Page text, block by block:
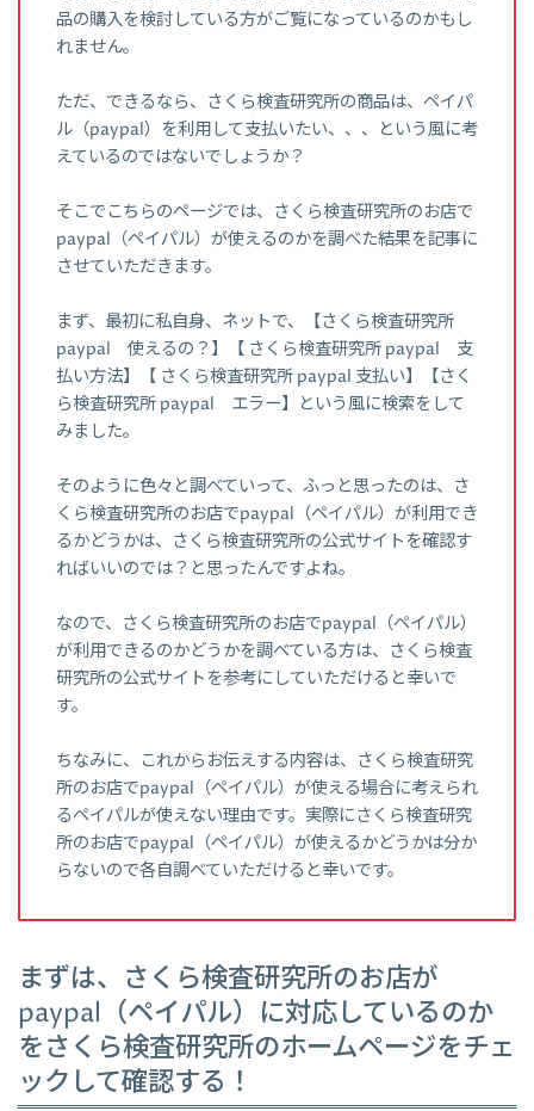
品の購入を検討している方がご覧になっているのかもし
れません。
ただ、できるなら、さくら検査研究所の商品は、ペイパ
ル（paypal）を利用して支払いたい、、、という風に考
えているのではないでしょうか？
そこでこちらのページでは、さくら検査研究所のお店で
paypal（ペイパル）が使えるのかを調べた結果を記事に
させていただきます。
まず、最初に私自身、ネットで、【さくら検査研究所
paypal 使えるの？】【 さくら検査研究所 paypal 支
払い方法】【 さくら検査研究所 paypal 支払い】【さく
ら検査研究所 paypal エラー】という風に検索をして
みました。
そのように色々と調べていって、ふっと思ったのは、さ
くら検査研究所のお店でpaypal（ペイパル）が利用でき
るかどうかは、さくら検査研究所の公式サイトを確認す
ればいいのでは？と思ったんですよね。
なので、さくら検査研究所のお店でpaypal（ペイパル）
が利用できるのかどうかを調べている方は、さくら検査
研究所の公式サイトを参考にしていただけると幸いで
す。
ちなみに、これからお伝えする内容は、さくら検査研究
所のお店でpaypal（ペイパル）が使える場合に考えられ
るペイパルが使えない理由です。実際にさくら検査研究
所のお店でpaypal（ペイパル）が使えるかどうかは分か
らないので各自調べていただけると幸いです。
まずは、さくら検査研究所のお店が
paypal（ペイパル）に対応しているのか
をさくら検査研究所のホームページをチェ
ックして確認する！